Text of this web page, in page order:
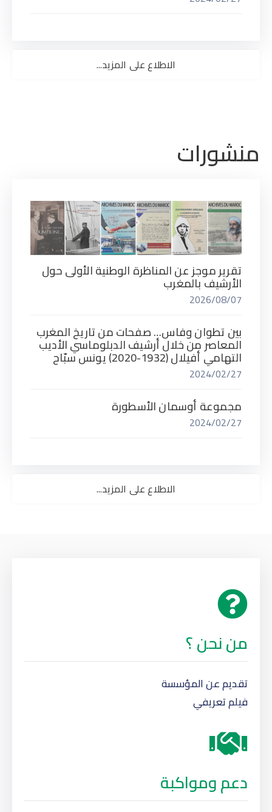
الاطلاع على المزيد...
منشورات
تقرير موجز عن المناظرة الوطنية الأولى حول
الأرشيف بالمغرب
2026/08/07
بين تطوان وفاس… صفحات من تاريخ المغرب
المعاصر من خلال أرشيف الدبلوماسي الأديب
التهامي أفيلال (1932-2020) يونس سبّاح
2024/02/27
مجموعة أوسمان الأسطورة
2024/02/27
الاطلاع على المزيد...
من نحن ؟
تقديم عن المؤسسة
فيلم تعريفي
دعم ومواكبة